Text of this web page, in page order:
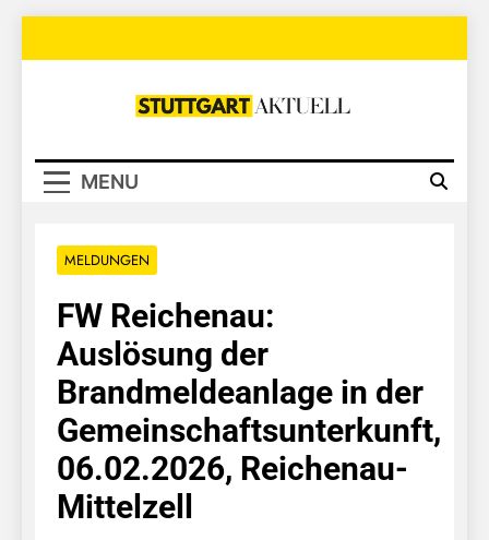
Stuttgart
MENU
MELDUNGEN
FW Reichenau:
Auslösung der
Brandmeldeanlage in der
Gemeinschaftsunterkunft,
06.02.2026, Reichenau-
Mittelzell